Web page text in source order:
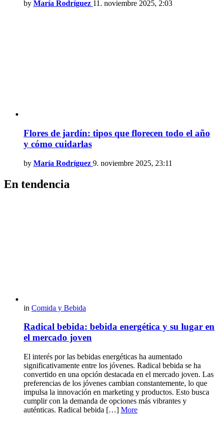
by María Rodríguez 11. noviembre 2025, 2:03
Flores de jardín: tipos que florecen todo el año
y cómo cuidarlas
by María Rodríguez 9. noviembre 2025, 23:11
En tendencia
in Comida y Bebida
Radical bebida: bebida energética y su lugar en
el mercado joven
El interés por las bebidas energéticas ha aumentado
significativamente entre los jóvenes. Radical bebida se ha
convertido en una opción destacada en el mercado joven. Las
preferencias de los jóvenes cambian constantemente, lo que
impulsa la innovación en marketing y productos. Esto busca
cumplir con la demanda de opciones más vibrantes y
auténticas. Radical bebida […] More